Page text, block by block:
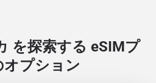
を探索する eSIMプ
オプション